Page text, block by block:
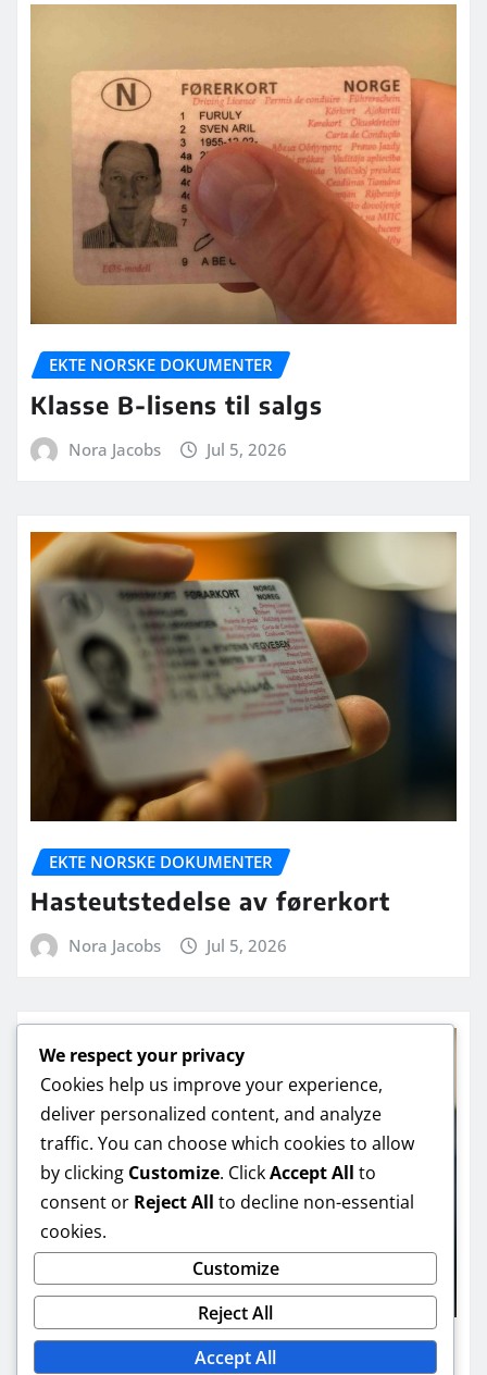
EKTE NORSKE DOKUMENTER
Klasse B-lisens til salgs
Nora Jacobs Jul 5, 2026
EKTE NORSKE DOKUMENTER
Hasteutstedelse av førerkort
Nora Jacobs Jul 5, 2026
EKTE NORSKE DOKUMENTER
We respect your privacy
Cookies help us improve your experience,
deliver personalized content, and analyze
traffic. You can choose which cookies to allow
by clicking Customize. ClickAccept All to
consent or Reject All to decline non-essential
cookies.
Customize
Reject All
Accept All